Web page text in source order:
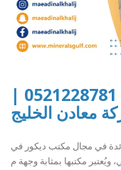
مكتب ديكور في ابوظبي 0521228781 |
في مجال مكتب ديكور في